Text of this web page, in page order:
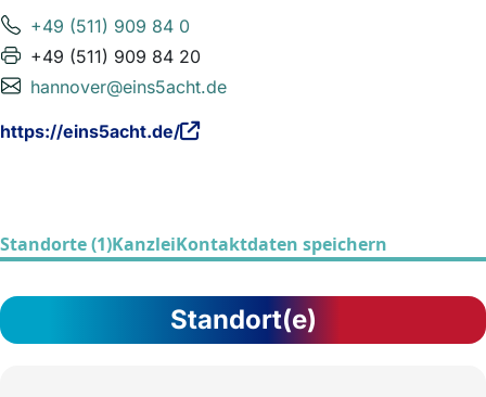
+49 (511) 909 84 0
+49 (511) 909 84 20
hannover@eins5acht.de
https://eins5acht.de/
Standorte (1)KanzleiKontaktdaten speichern
Standort(e)